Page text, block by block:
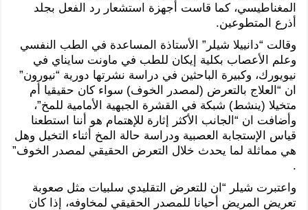
المغناطيسي، كما قاست أجهزة استشعار رد الفعل بجلد
أذرع المتطوعين.
وقالت “دانييلا شيلر” الأستاذة المساعدة في الطب النفسي
وعلم الأعصاب بكلية إيكان للطب في ماونت سايناي في
نيويورك، وكبيرة الباحثين في دراسة نشرتها دورية “نيورون”
ان “العلاج بالتعرض (لمصدر الخوف) سواء كان حقيقيا أم
متخيلا (ينشط) شبكة في القشرة الجبهية الأمامية للمخ”،
وأضافت ان “الجانب الأكثر إثارة للإهتمام هو أننا استطعنا
قياس الإستجابة العصبية ودراسة حالة المخ أثناء التخيل وهل
هي مماثلة لما يحدث خلال التعرض الحقيقي لمصدر الخوف”
.
واعتبرت شيلر “ان للتعرض التقليدي سلبيات مثل صعوبة
تعريض المريض أحيانا للمصدر الحقيقي لمخاوفه، إذا كان